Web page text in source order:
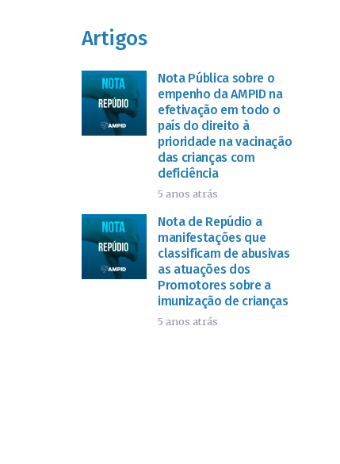
Artigos
Nota Pública sobre o
empenho da AMPID na
efetivação em todo o
país do direito à
prioridade na vacinação
das crianças com
deficiência
5 anos atrás
Nota de Repúdio a
manifestações que
classificam de abusivas
as atuações dos
Promotores sobre a
imunização de crianças
5 anos atrás